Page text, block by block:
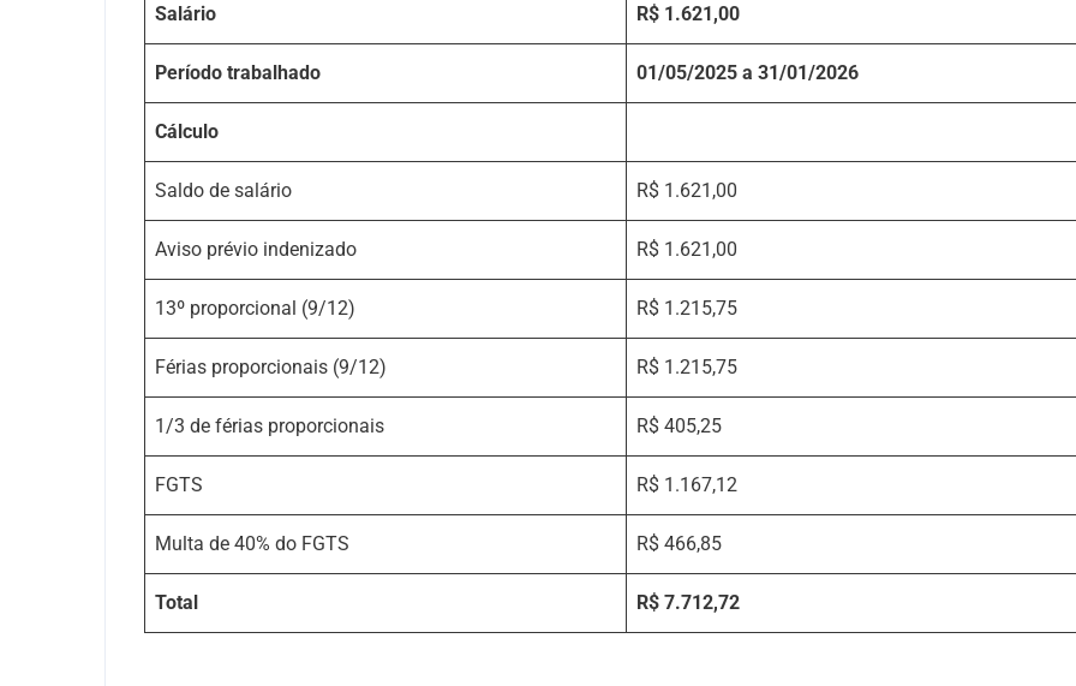
Salário R$ 1.621,00
Período trabalhado 01/05/2025 a 31/01/2026
Cálculo
Saldo de salário R$ 1.621,00
Aviso prévio indenizado R$ 1.621,00
13º proporcional (9/12) R$ 1.215,75
Férias proporcionais (9/12) R$ 1.215,75
1/3 de férias proporcionais R$ 405,25
FGTS R$ 1.167,12
Multa de 40% do FGTS R$ 466,85
Total R$ 7.712,72